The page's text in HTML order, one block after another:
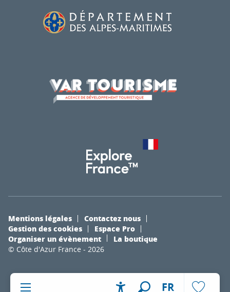
FR
© Côte d'Azur France - 2026
Mentions légales
Contactez nous
Gestion des cookies
Espace Pro
Organiser un évènement
La boutique